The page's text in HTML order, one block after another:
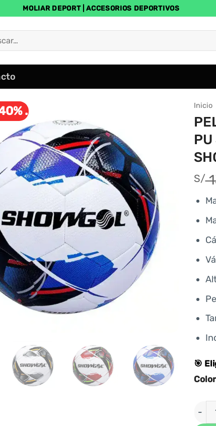
MOLIAR DEPORT | ACCESORIOS DEPORTIVOS
. Inicio
S/
🎯
Color